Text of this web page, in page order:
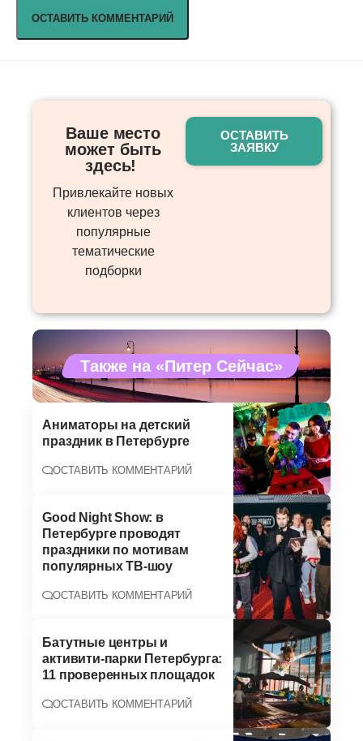
Ваше место
может быть
здесь! ​
Привлекайте новых
клиентов через
популярные
тематические
подборки
ОСТАВИТЬ
ЗАЯВКУ
Также на «Питер Сейчас»
Аниматоры на детский
праздник в Петербурге
ОСТАВИТЬ КОММЕНТАРИЙ
Good Night Show: в
Петербурге проводят
праздники по мотивам
популярных ТВ-шоу
ОСТАВИТЬ КОММЕНТАРИЙ
Батутные центры и
активити-парки Петербурга:
11 проверенных площадок
ОСТАВИТЬ КОММЕНТАРИЙ